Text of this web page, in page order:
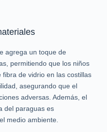
agrega un toque de
permitiendo que los niños
de vidrio en las costillas
asegurando que el
adversas. Además, el
del paraguas es
medio ambiente.